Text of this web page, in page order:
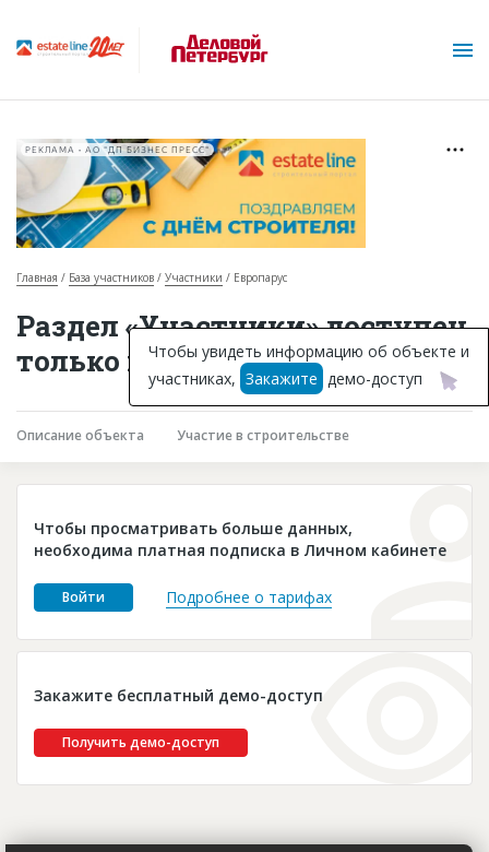
Горячие объекты
База строящихся объектов
Инвестпроекты
Глоссарий
Платные услуги
Пресс-релизы
РЕКЛАМА • АО "ДП БИЗНЕС ПРЕСС"
Главная База участников Участники Европарус
Раздел «Участники» доступен
только подписчикам
Описание объекта Участие в строительстве
Чтобы просматривать больше данных,
необходима платная подписка в Личном кабинете
Войти Подробнее о тарифах
Закажите бесплатный демо-доступ
Получить демо-доступ
Чтобы увидеть информацию об объекте и
участниках, Закажите демо-доступ